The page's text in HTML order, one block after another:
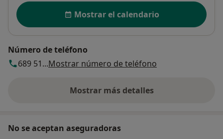
Disponibilidad
Mostrar el calendario
Número de teléfono
689 51...Mostrar número de teléfono
Mostrar más detalles
sobre la dirección
No se aceptan aseguradoras